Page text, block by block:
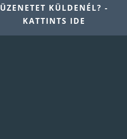
ÜZENETET KÜLDENÉL? -
KATTINTS IDE